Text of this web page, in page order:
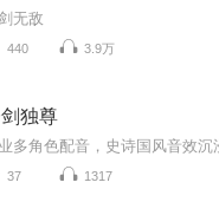
无敌
440 3.9万
独尊
37 1317